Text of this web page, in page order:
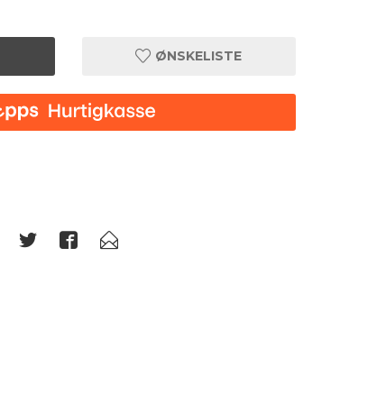
ØNSKELISTE